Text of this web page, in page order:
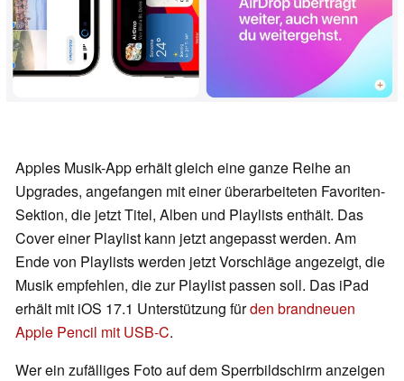
Apples Musik-App erhält gleich eine ganze Reihe an
Upgrades, angefangen mit einer überarbeiteten Favoriten-
Sektion, die jetzt Titel, Alben und Playlists enthält. Das
Cover einer Playlist kann jetzt angepasst werden. Am
Ende von Playlists werden jetzt Vorschläge angezeigt, die
Musik empfehlen, die zur Playlist passen soll. Das iPad
erhält mit iOS 17.1 Unterstützung fürden brandneuen
Apple Pencil mit USB-C.
Wer ein zufälliges Foto auf dem Sperrbildschirm anzeigen